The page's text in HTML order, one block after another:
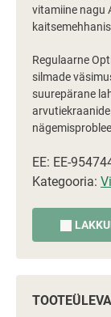
vitamiine nagu
Regulaarne
silmade
suurepärane
EE: EE-
Kategooria: